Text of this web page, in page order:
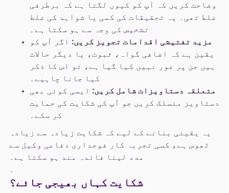
وضاحت کریں کہ آپ کو کیوں لگتا ہے کہ برطرفی
غلط تھی۔ یہ تحقیقات کی کمی یا شواہد کی غلط
تشخیص کی وجہ سے ہو سکتا ہے۔
مزید تفتیشی اقدامات تجویز کریں: اگر آپ کو
یقین ہے کہ اضافی گواہ، ثبوت، یا دیگر حالات
ہیں جن پر غور نہیں کیا گیا ہے، تو اس کا ذکر
کیا جانا چاہیے۔
متعلقہ دستاویزات شامل کریں: ایسی کوئی بھی
دستاویز منسلک کریں جو آپ کی شکایت کی حمایت
کر سکے۔
یہ یقینی بنانے کے لیے کہ شکایت زیادہ سے زیادہ
ٹھوس ہے، کسی تجربہ کار فوجداری دفاعی وکیل سے
مدد لینا فائدہ مند ہو سکتا ہے۔
۔
شکایت کہاں بھیجی جائے؟